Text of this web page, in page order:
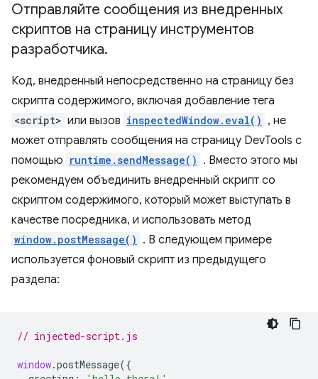
Отправляйте сообщения из внедренных
скриптов на страницу инструментов
разработчика.
Код, внедренный непосредственно на страницу без
скрипта содержимого, включая добавление тега
<script> или вызов inspectedWindow.eval() , не
может отправлять сообщения на страницу DevTools с
помощью runtime.sendMessage() . Вместо этого мы
рекомендуем объединить внедренный скрипт со
скриптом содержимого, который может выступать в
качестве посредника, и использовать метод
window.postMessage() . В следующем примере
используется фоновый скрипт из предыдущего
раздела:
// injected-script.js
window.postMessage({